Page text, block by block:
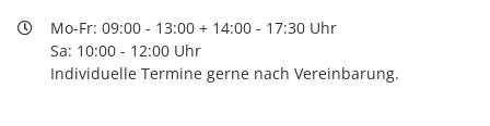
Mo-Fr: 09:00 - 13:00 + 14:00 - 17:30 Uhr
Sa: 10:00 - 12:00 Uhr
Individuelle Termine gerne nach Vereinbarung.